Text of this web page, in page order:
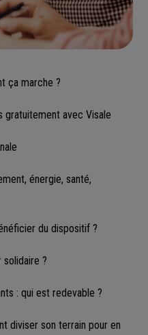
ça marche ?
avec Visale
énergie, santé,
du dispositif ?
solidaire ?
: qui est redevable ?
diviser son terrain pour en